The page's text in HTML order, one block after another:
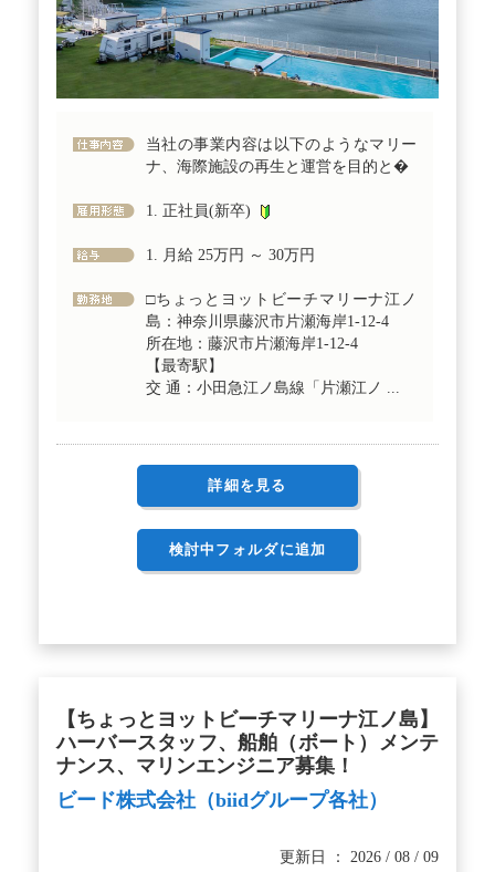
当社の事業内容は以下のようなマリー
ナ、海際施設の再生と運営を目的と�
1. 正社員(新卒)
1. 月給 25万円 ～ 30万円
□ちょっとヨットビーチマリーナ江ノ
島：神奈川県藤沢市片瀬海岸1-12-4
所在地：藤沢市片瀬海岸1-12-4
【最寄駅】
交 通：小田急江ノ島線「片瀬江ノ ...
詳細を見る
検討中フォルダに追加
【ちょっとヨットビーチマリーナ江ノ島】
ハーバースタッフ、船舶（ボート）メンテ
ナンス、マリンエンジニア募集！
ビード株式会社（biidグループ各社）
更新日 ： 2026 / 08 / 09